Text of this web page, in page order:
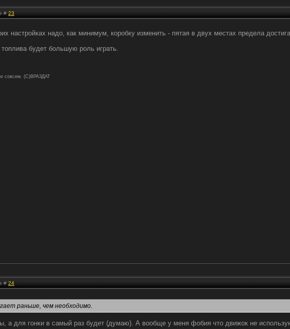
# 23
настройках надо, как минимум, коробку изменить - пятая в двух местах предела
будет большую роль играть.
совсем. (С)ВРАЗДАТ
# 24
раньше, чем необходимо.
а для гонки в самый раз будет (думаю). А вообще у меня фобия что движок не